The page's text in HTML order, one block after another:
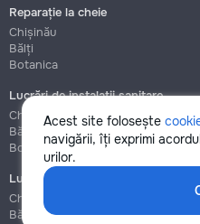
Acest site folosește
navigării, îți exprimi
urilor.
Reparație la cheie
Chișinău
Bălți
Botanica
Lucrări de instalații sanitare
Chișinău
Bălți
Botanica
Lucrări de construcție și instalare
Chișinău
Bălți